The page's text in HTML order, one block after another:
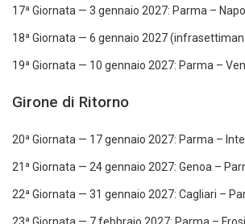
17ª Giornata — 3 gennaio 2027: Parma –
18ª Giornata — 6 gennaio 2027
19ª Giornata — 10 gennaio 2027: Parma –
Girone di Ritorno
20ª Giornata — 17 gennaio 2027: Parma –
21ª Giornata — 24 gennaio 2027: Genoa –
22ª Giornata — 31 gennaio 2027: Cagliari –